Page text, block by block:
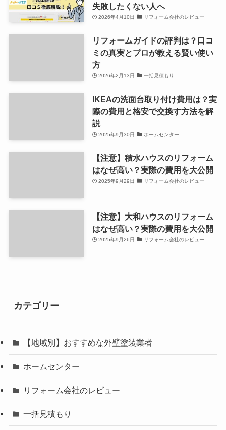
失敗したくない人へ
2026年4月10日 リフォーム会社のレビュー
リフォームガイドの評判は？口コ
ミの真実とプロが教える賢い使い
方
2026年2月13日 一括見積もり
IKEAの洗面台取り付け費用は？実
際の費用と格安で交換す方法を解
説
2025年9月30日 ホームセンター
【注意】積水ハウスのリフォーム
はなぜ高い？実際の費用を大公開
2025年9月29日 リフォーム会社のレビュー
【注意】大和ハウスのリフォーム
はなぜ高い？実際の費用を大公開
2025年9月26日 リフォーム会社のレビュー
カテゴリー
【地域別】おすすめな外壁塗装業者
ホームセンター
リフォーム会社のレビュー
一括見積もり